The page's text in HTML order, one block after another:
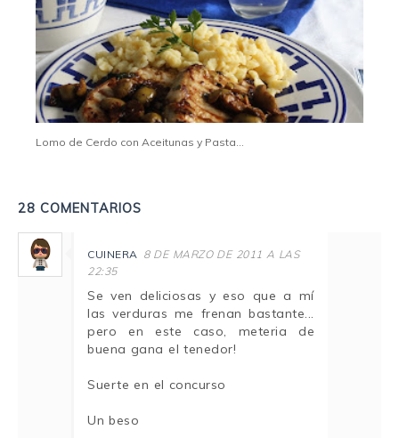
Lomo de Cerdo con Aceitunas y Pasta...
28 COMENTARIOS
CUINERA 8 DE MARZO DE 2011 A LAS
22:35
Se ven deliciosas y eso que a mí
las verduras me frenan bastante...
pero en este caso, meteria de
buena gana el tenedor!
Suerte en el concurso
Un beso